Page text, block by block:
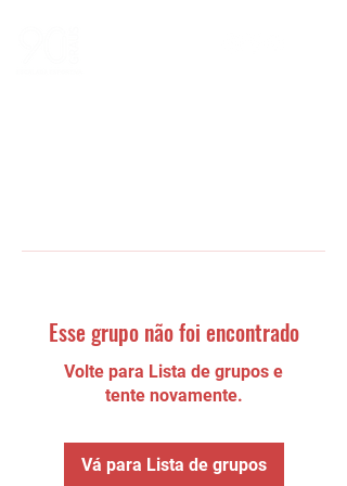
Esse grupo não foi encontrado
Volte para Lista de grupos e
tente novamente.
Vá para Lista de grupos